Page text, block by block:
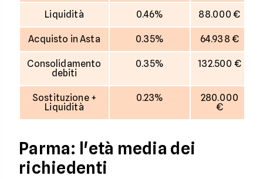
Liquidità 0.46% 88.000 €
Acquisto in Asta 0.35% 64.938 €
Consolidamento
debiti
0.35% 132.500 €
Sostituzione +
Liquidità
0.23%
280.000
€
Parma: l'età media dei
richiedenti